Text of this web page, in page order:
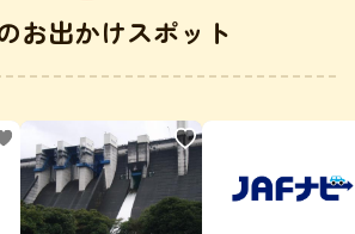
お出かけスポット